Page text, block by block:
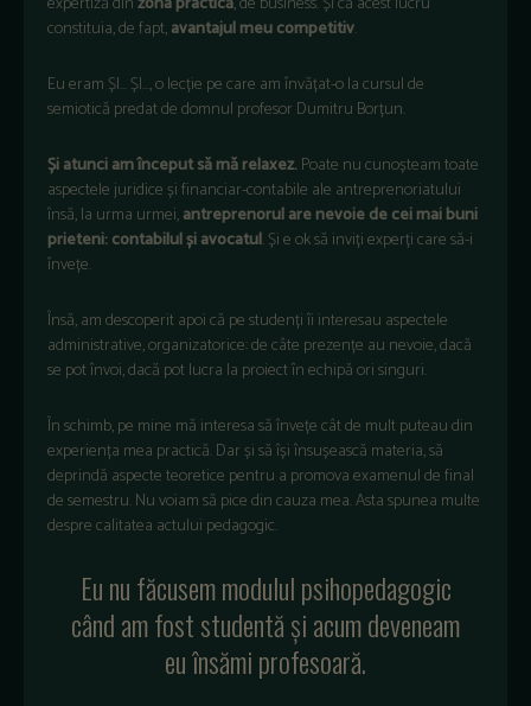
constituia, de fapt,avantajul meu competitiv.
Eu eram ȘI… ȘI…, o lecție pe care am învățat-o la cursul de
semiotică predat de domnul profesor Dumitru Borțun.
Și atunci am început să mă relaxez.Poate nu cunoșteam toate
aspectele juridice și financiar-contabile ale antreprenoriatului
însă, la urma urmei,antreprenorul are nevoie de cei mai buni
prieteni: contabilul și avocatul. Și e ok să inviți experți care să-i
învețe.
Însă, am descoperit apoi că pe studenți îi interesau aspectele
administrative, organizatorice: de câte prezențe au nevoie, dacă
se pot învoi, dacă pot lucra la proiect în echipă ori singuri.
În schimb, pe mine mă interesa să învețe cât de mult puteau din
experiența mea practică. Dar și să își însușească materia, să
deprindă aspecte teoretice pentru a promova examenul de final
de semestru. Nu voiam să pice din cauza mea. Asta spunea multe
despre calitatea actului pedagogic.
Eu nu făcusem modulul psihopedagogic
când am fost studentă și acum deveneam
eu însămi profesoară.